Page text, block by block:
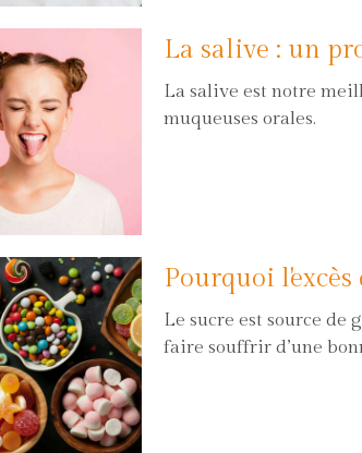
La salive : un
La salive est notre
muqueuses orales.
Pourquoi
Le sucre est source de
faire souffrir d’une